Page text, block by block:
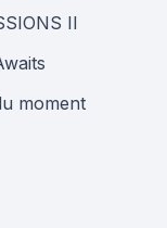
II
moment